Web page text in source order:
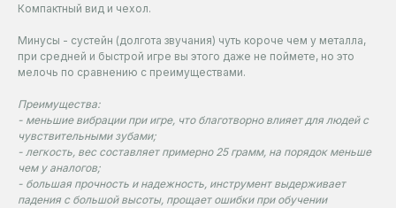
Компактный вид и чехол.
Минусы - сустейн (долгота звучания) чуть короче чем у металла,
при средней и быстрой игре вы этого даже не поймете, но это
мелочь по сравнению с преимуществами.
Преимущества:
- меньшие вибрации при игре, что благотворно влияет для людей с
чувствительными зубами;
- легкость, вес составляет примерно 25 грамм, на порядок меньше
чем у аналогов;
- большая прочность и надежность, инструмент выдерживает
падения с большой высоты, прощает ошибки при обучении